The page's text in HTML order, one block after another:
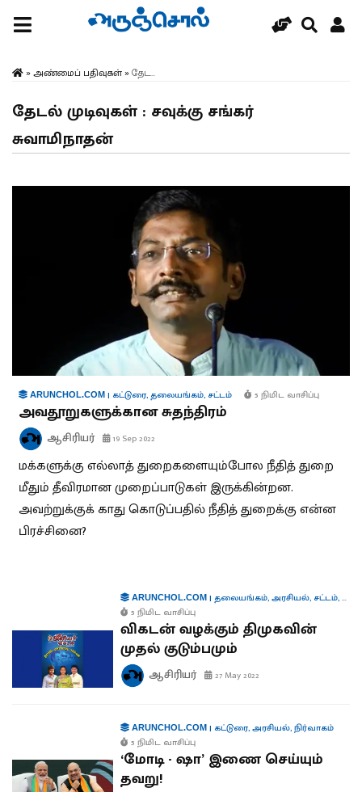
» அண்மைப் பதிவுகள்» தேட...
தேடல் முடிவுகள் : சவுக்கு சங்கர்
சுவாமிநாதன்
ARUNCHOL.COM | கட்டுரை,தலையங்கம், சட்டம் 5 நிமிட வாசிப்பு
அவதூறுகளுக்கான சுதந்திரம்
ஆசிரியர் 19 Sep 2022
மக்களுக்கு எல்லாத் துறைகளையும்போல நீதித் துறை
மீதும் தீவிரமான முறைப்பாடுகள் இருக்கின்றன.
அவற்றுக்குக் காது கொடுப்பதில் நீதித் துறைக்கு என்ன
பிரச்சினை?
ARUNCHOL.COM| தலையங்கம்,அரசியல், சட்டம்,
5 நிமிட வாசிப்பு
விகடன் வழக்கும் திமுகவின்
முதல் குடும்பமும்
ஆசிரியர் 27 May 2022
ARUNCHOL.COM| கட்டுரை,அரசியல்,நிர்வாகம்
5 நிமிட வாசிப்பு
‘மோடி - ஷா’ இணை செய்யும்
தவறு!